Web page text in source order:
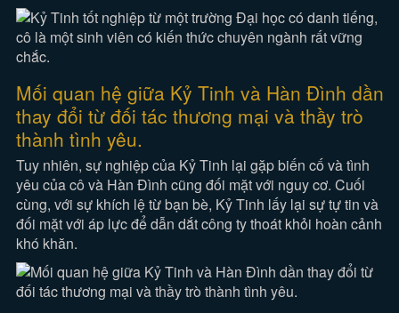
Mối quan hệ giữa Kỷ Tinh và Hàn Đình dần
thay đổi từ đối tác thương mại và thầy trò
thành tình yêu.
Tuy nhiên, sự nghiệp của Kỷ Tinh lại gặp biến cố và tình
yêu của cô và Hàn Đình cũng đối mặt với nguy cơ. Cuối
cùng, với sự khích lệ từ bạn bè, Kỷ Tinh lấy lại sự tự tin và
đối mặt với áp lực để dẫn dắt công ty thoát khỏi hoàn cảnh
khó khăn.